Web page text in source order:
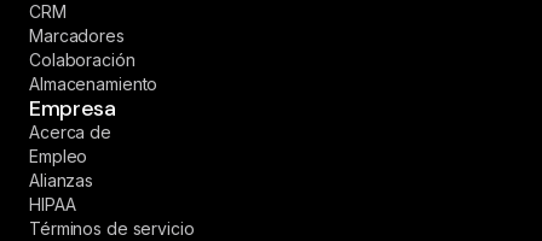
CRM
Marcadores
Colaboración
Almacenamiento
Empresa
Acerca de
Empleo
Alianzas
HIPAA
Términos de servicio